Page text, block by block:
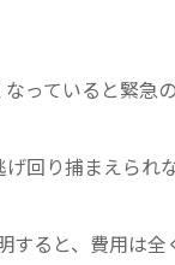
っていると緊急
回り捕まえられ
ると、費用は全